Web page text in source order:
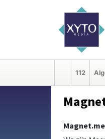
112
Magnet.me